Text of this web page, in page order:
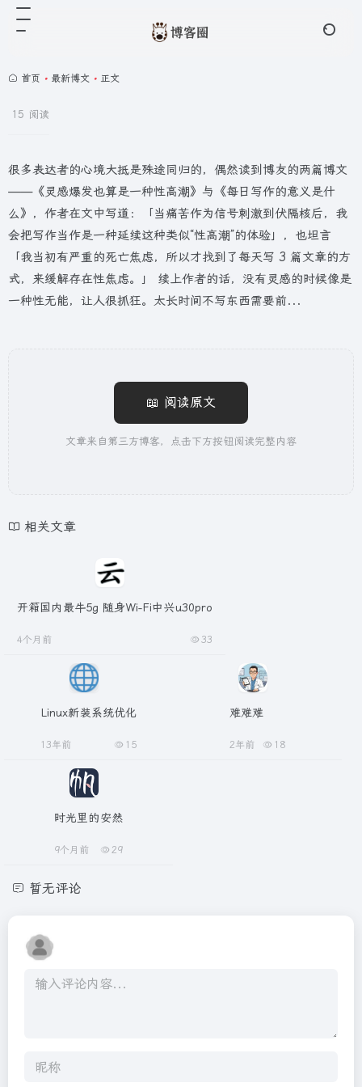
首页 • 最新博文 • 正文
15 阅读
很多表达者的心境大抵是殊途同归的，偶然读到博友的两篇博文
——《灵感爆发也算是一种性高潮》与《每日写作的意义是什
么》，作者在文中写道：「当痛苦作为信号刺激到伏隔核后，我
会把写作当作是一种延续这种类似“性高潮”的体验」，也坦言
「我当初有严重的死亡焦虑，所以才找到了每天写 3 篇文章的方
式，来缓解存在性焦虑。」 续上作者的话，没有灵感的时候像是
一种性无能，让人很抓狂。太长时间不写东西需要前...
📖 阅读原文
文章来自第三方博客，点击下方按钮阅读完整内容
相关文章
开箱国内最牛5g 随身Wi-Fi中兴u30pro
4个月前 33
Linux新装系统优化
13年前 15
难难难
2年前 18
时光里的安然
9个月前 29
暂无评论